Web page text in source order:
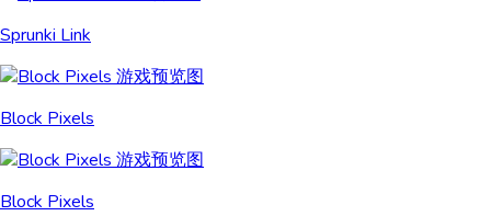
Sprunki Link
Block Pixels
Block Pixels